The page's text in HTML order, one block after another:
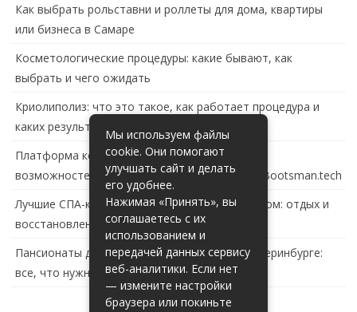
Как выбрать рольставни и роллеты для дома, квартиры
или бизнеса в Самаре
Косметологические процедуры: какие бывают, как
выбрать и чего ожидать
Криолиполиз: что это такое, как работает процедура и
каких результатов ждать
Платформа контейнеризации в России: обзор
возможностей и перспектив развития сайта Bootsman.tech
Лучшие СПА-комплексы в Тольятти с бассейном: отдых и
восстановление за городом
Пансионаты для пожилых с деменцией в Екатеринбурге:
все, что нужно знать
Мы используем файлы
cookie. Они помогают
улучшать сайт и делать
его удобнее.
Нажимая «Принять», вы
соглашаетесь с их
использованием и
передачей данных сервису
веб-аналитики. Если нет
— измените настройки
браузера или покиньте